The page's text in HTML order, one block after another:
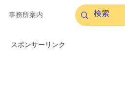
事務所案内
スポンサーリンク